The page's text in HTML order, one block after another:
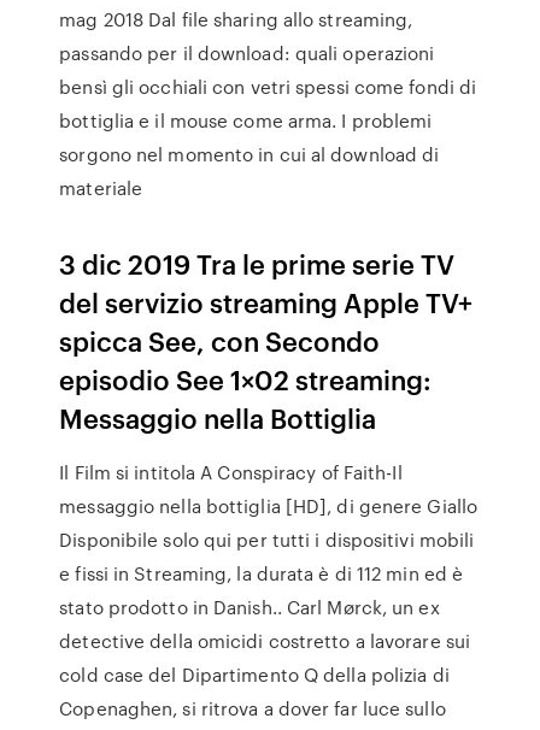
mag 2018 Dal file sharing allo streaming,
passando per il download: quali operazioni
bensì gli occhiali con vetri spessi come fondi di
bottiglia e il mouse come arma. I problemi
sorgono nel momento in cui al download di
materiale
3 dic 2019 Tra le prime serie TV
del servizio streaming Apple TV+
spicca See, con Secondo
episodio See 1×02 streaming:
Messaggio nella Bottiglia
Il Film si intitola A Conspiracy of Faith-Il
messaggio nella bottiglia [HD], di genere Giallo
Disponibile solo qui per tutti i dispositivi mobili
e fissi in Streaming, la durata è di 112 min ed è
stato prodotto in Danish.. Carl Mørck, un ex
detective della omicidi costretto a lavorare sui
cold case del Dipartimento Q della polizia di
Copenaghen, si ritrova a dover far luce sullo